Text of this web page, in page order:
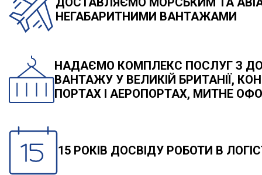
НЕГАБАРИТНИМИ ВАНТАЖАМИ
НАДАЄМО КОМПЛЕКС ПОСЛУГ З
ВАНТАЖУ У ВЕЛИКІЙ БРИТАНІЇ,
ПОРТАХ І АЕРОПОРТАХ, МИТНЕ
15 РОКІВ ДОСВІДУ РОБОТИ В